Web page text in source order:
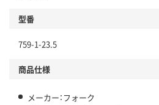
型番
759-1-23.5
商品仕様
メーカー：フォーク